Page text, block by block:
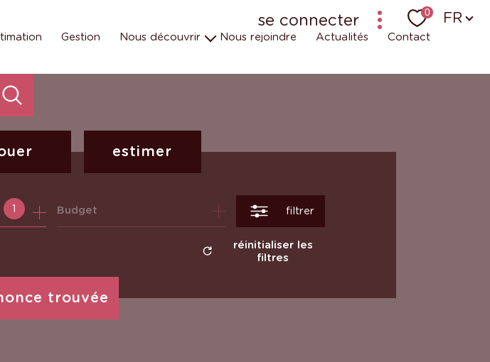
se connecter 0 Langue
FR
Gestion Nous découvrir Nous rejoindre Actualités Contact
estimer
1 Budget filtrer
trouvée
réinitialiser les
filtres